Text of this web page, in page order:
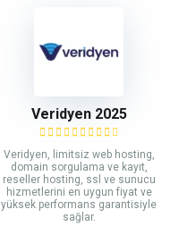
Veridyen 2025
Veridyen, limitsiz web hosting,
domain sorgulama ve kayıt,
reseller hosting, ssl ve sunucu
hizmetlerini en uygun fiyat ve
yüksek performans garantisiyle
sağlar.